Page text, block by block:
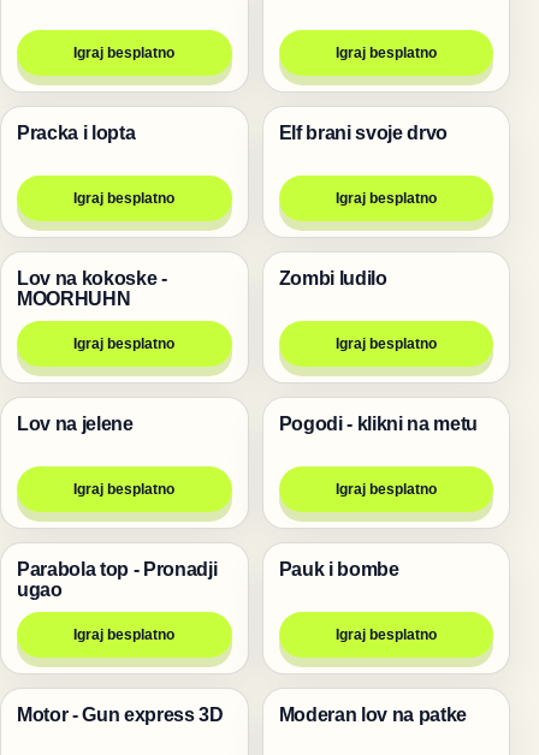
Igraj besplatno Igraj besplatno
Pucanje
Pracka i lopta
Igraj besplatno
Pucanje
Elf brani svoje drvo
Igraj besplatno
Pucanje
Lov na kokoske -
MOORHUHN
Igraj besplatno
Pucanje
Zombi ludilo
Igraj besplatno
Pucanje
Lov na jelene
Igraj besplatno
Pucanje
Pogodi - klikni na metu
Igraj besplatno
Pucanje
Parabola top - Pronadji
ugao
Igraj besplatno
Životinje
Pauk i bombe
Igraj besplatno
Trke
Motor - Gun express 3D Pucanje
Moderan lov na patke